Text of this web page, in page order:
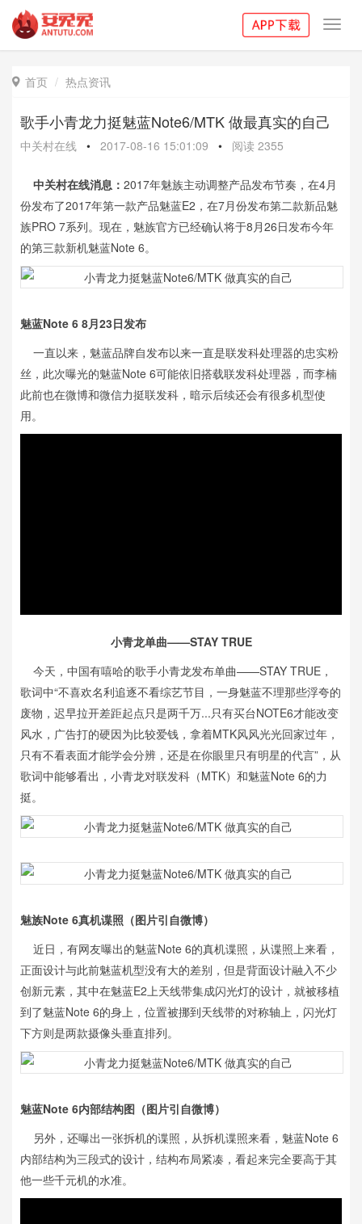
 首页 热点资讯
歌手小青龙力挺魅蓝Note6/MTK 做最真实的自己
中关村在线 • 2017-08-16 15:01:09 • 阅读 2355
中关村在线消息： 2017年魅族主动调整产品发布节奏，在4月
份发布了2017年第一款产品魅蓝E2，在7月份发布第二款新品魅
族PRO 7系列。现在，魅族官方已经确认将于8月26日发布今年
的第三款新机魅蓝Note 6。
魅蓝Note 6 8月23日发布
一直以来，魅蓝品牌自发布以来一直是联发科处理器的忠实粉
丝，此次曝光的魅蓝Note 6可能依旧搭载联发科处理器，而李楠
此前也在微博和微信力挺联发科，暗示后续还会有很多机型使
用。
小青龙单曲——STAY TRUE
今天，中国有嘻哈的歌手小青龙发布单曲——STAY TRUE，
歌词中“不喜欢名利追逐不看综艺节目，一身魅蓝不理那些浮夸的
废物，迟早拉开差距起点只是两千万...只有买台NOTE6才能改变
风水，广告打的硬因为比较爱钱，拿着MTK风风光光回家过年，
只有不看表面才能学会分辨，还是在你眼里只有明星的代言”，从
歌词中能够看出，小青龙对联发科（MTK）和魅蓝Note 6的力
挺。
魅族Note 6真机谍照（图片引自微博）
近日，有网友曝出的魅蓝Note 6的真机谍照，从谍照上来看，
正面设计与此前魅蓝机型没有大的差别，但是背面设计融入不少
创新元素，其中在魅蓝E2上天线带集成闪光灯的设计，就被移植
到了魅蓝Note 6的身上，位置被挪到天线带的对称轴上，闪光灯
下方则是两款摄像头垂直排列。
魅蓝Note 6内部结构图（图片引自微博）
另外，还曝出一张拆机的谍照，从拆机谍照来看，魅蓝Note 6
内部结构为三段式的设计，结构布局紧凑，看起来完全要高于其
他一些千元机的水准。